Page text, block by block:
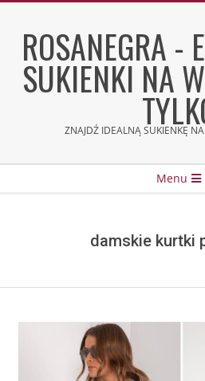
contentROSANEGRA -
SUKIENKI NA
ZNAJDŹ IDEALNĄ SUKIENKĘ
Menu
damskie kurtki